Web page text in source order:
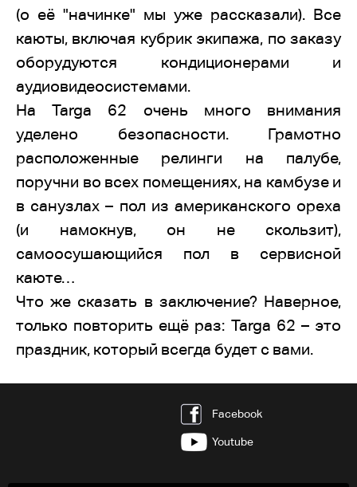
(о её "начинке" мы уже рассказали). Все
каюты, включая кубрик экипажа, по заказу
оборудуются кондиционерами и
аудиовидеосистемами.
На Targa 62 очень много внимания
уделено безопасности. Грамотно
расположенные релинги на палубе,
поручни во всех помещениях, на камбузе и
в санузлах – пол из американского ореха
(и намокнув, он не скользит),
самоосушающийся пол в сервисной
каюте…
Что же сказать в заключение? Наверное,
только повторить ещё раз: Targa 62 – это
праздник, который всегда будет с вами.
Facebook
Youtube